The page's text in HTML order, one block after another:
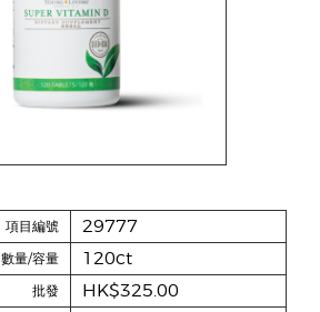
項目編號 29777
數量/容量 120ct
批發 HK$325.00